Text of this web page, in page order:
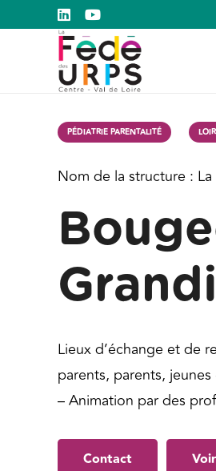
PÉDIATRIE PARENTALITÉ
Nom de la structure :
Lieux d’échange et de
parents, parents,
– Animation par des
Contact